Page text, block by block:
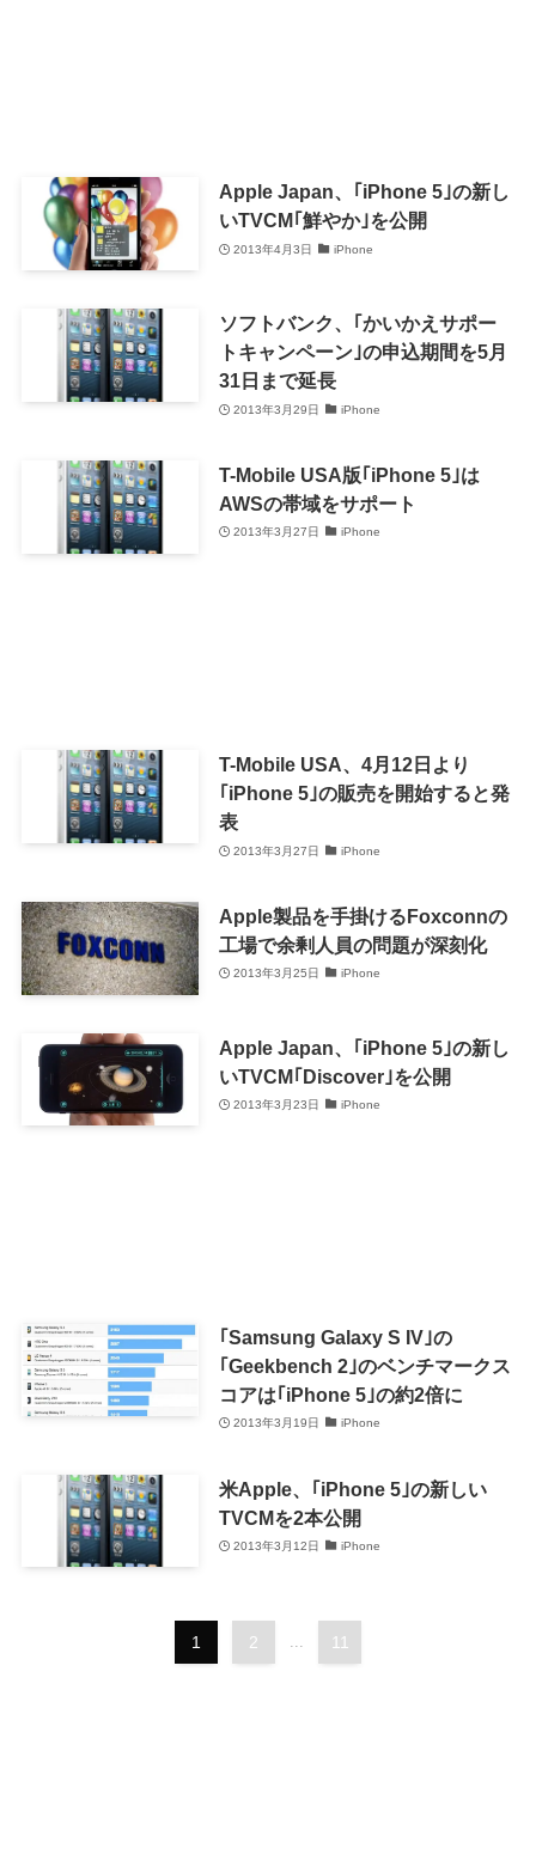
Apple Japan、｢iPhone 5｣の新し
いTVCM｢鮮やか｣を公開
2013年4月3日 iPhone
ソフトバンク、｢かいかえサポー
トキャンペーン｣の申込期間を5月
31日まで延長
2013年3月29日 iPhone
T-Mobile USA版｢iPhone 5｣は
AWSの帯域をサポート
2013年3月27日 iPhone
T-Mobile USA、4月12日より
｢iPhone 5｣の販売を開始すると発
表
2013年3月27日 iPhone
Apple製品を手掛けるFoxconnの
工場で余剰人員の問題が深刻化
2013年3月25日 iPhone
Apple Japan、｢iPhone 5｣の新し
いTVCM｢Discover｣を公開
2013年3月23日 iPhone
｢Samsung Galaxy S IV｣の
｢Geekbench 2｣のベンチマークス
コアは｢iPhone 5｣の約2倍に
2013年3月19日 iPhone
米Apple、｢iPhone 5｣の新しい
TVCMを2本公開
2013年3月12日 iPhone
1 2 ... 11